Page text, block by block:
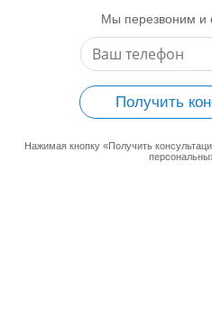
Мы перезвоним и
Получить
Нажимая кнопку «Получить